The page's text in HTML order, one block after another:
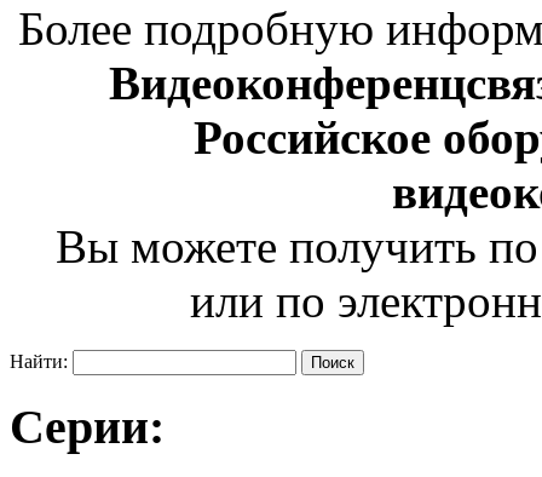
Более подробную
Российское
Вы можете получить
или по
Найти:
Серии: